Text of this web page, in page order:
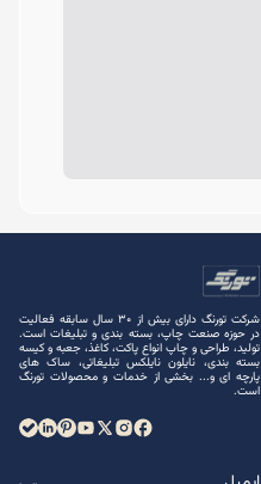
شرکت تورنگ دارای بیش از 30 سال سابقه فعالیت
در حوزه صنعت چاپ، بسته ‌بندی و تبلیغات است.
تولید، طراحی و چاپ انواع پاکت، کاغذ، جعبه و کیسه
بسته ‌بندی، نایلون نایلکس تبلیغاتی، ساک های
پارچه ‌ای و... بخشی از خدمات و محصولات تورنگ
است.